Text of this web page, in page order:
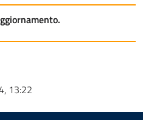
13:22